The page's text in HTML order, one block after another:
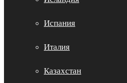
Испания
Италия
Казахстан